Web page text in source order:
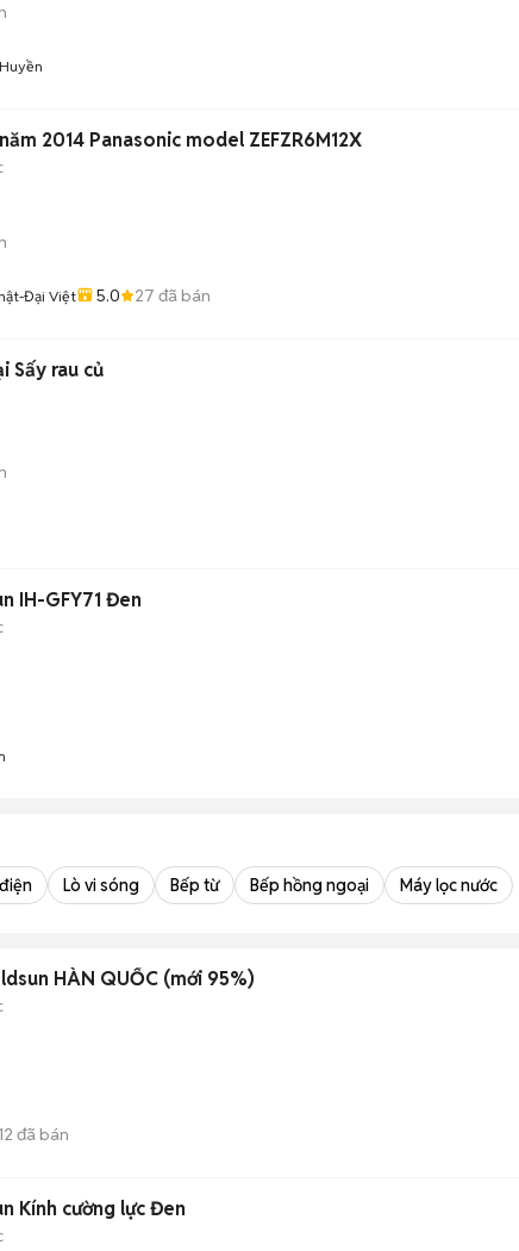
Bếp từ VIP Sx năm 2014 Panasonic model ZEFZR6M12X
Đại Việt 5.0 27 đã bán
Sấy rau củ
IH-GFY71 Đen
Lò vi sóng Bếp từ Bếp hồng ngoại Máy lọc nước
HÀN QUỐC (mới 95%)
12 đã bán
Kính cường lực Đen